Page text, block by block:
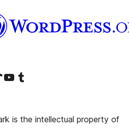
기유튜브 채널 방문하기 텀블러 계정 방문하기
is the intellectual property of